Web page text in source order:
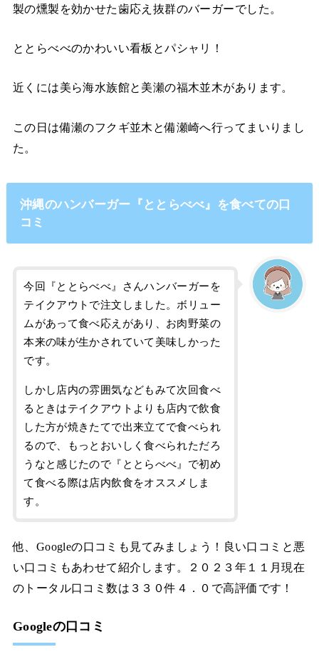
製の燻製を効かせた歯応え抜群のバーガーでした。
ととらべべのかわいい看板とパシャリ！
近くには美ら海水族館と美瀬の福木並木があります。
この日は備瀬のフクギ並木と備瀬崎へ行ってまいりまし
た。
沖縄のハンバーガー『ととらべべ』を食べての口
コミ
今回『ととらべべ』さんハンバーガーを
テイクアウトで注文しました。ボリュー
ムがあって食べ応えがあり、お肉野菜の
本来の味が生かされていて美味しかった
です。
しかし店内の雰囲気などもみて次回食べ
るときはテイクアウトよりも店内で飲食
した方が焼きたてで出来立てで食べられ
るので、もっとおいしく食べられただろ
うなと感じたので『ととらべべ』で初め
て食べる際は店内飲食をオススメしま
す。
他、Googleの口コミも見てみましょう！良い口コミと悪
い口コミもあわせて紹介します。２０２３年１１月現在
のトータル口コミ数は３３０件４．０で高評価です！
Googleの口コミ